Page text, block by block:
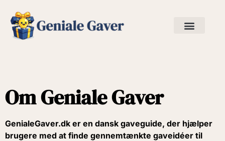
Om Geniale Gaver
GenialeGaver.dk er en dansk gaveguide, der hjælper
brugere med at finde gennemtænkte gaveidéer til